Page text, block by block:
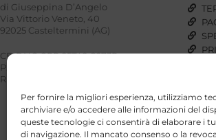
Per fornire la migliori esperienza, utilizziamo
archiviare e/o accedere alle informazioni del
queste tecnologie ci consentirà di elaborare i
di navigazione. Il mancato consenso o la
di Giuseppina D’Angelo
Via Vittorio Veneto, 40
92025 Casteltermini (AG)
CF: DNG GPP 85T48 G273P
P. IVA: 03023110848
REA: AG – 221948